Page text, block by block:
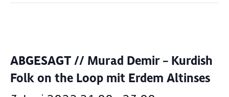
ABGESAGT // Murad Demir – Kurdish
Folk on the Loop mit Erdem Altinses